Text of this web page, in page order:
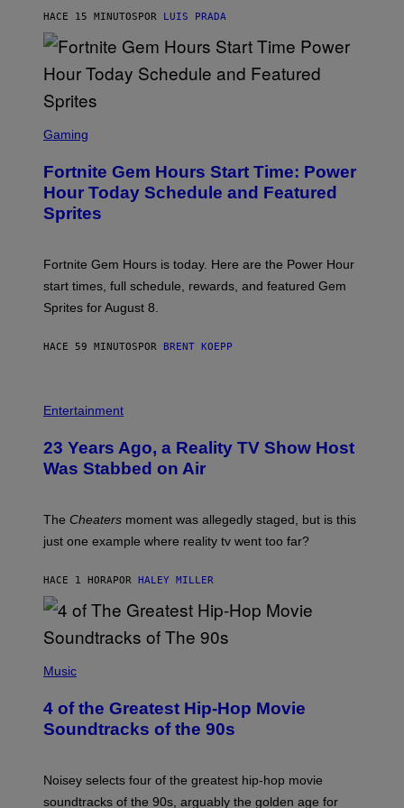
G
S
G
E
T
T
I
A
G
E
S
HACE 15 MINUTOS POR LUIS PRADA
C
E
N
S
H
E
P
C
M
Gaming
Fortnite Gem Hours Start Time: Power
Hour Today Schedule and Featured
Sprites
Fortnite Gem Hours is today. Here are the Power Hour
start times, full schedule, rewards, and featured Gem
Sprites for August 8.
HACE 59 MINUTOS POR BRENT KOEPP
Entertainment
23 Years Ago, a Reality TV Show Host
Was Stabbed on Air
The Cheaters moment was allegedly staged, but is this
just one example where reality tv went too far?
HACE 1 HORAPOR HALEY MILLER
P
T
O
B
O
L
Music
4 of the Greatest Hip-Hop Movie
Soundtracks of the 90s
Noisey selects four of the greatest hip-hop movie
soundtracks of the 90s, arguably the golden age for